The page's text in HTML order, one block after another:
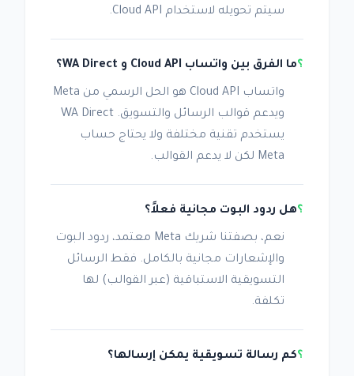
سيتم تحويله لاستخدام Cloud API.
ما الفرق بين واتساب Cloud API و WA Direct؟
واتساب Cloud API هو الحل الرسمي من Meta
ويدعم قوالب الرسائل والتسويق. WA Direct
يستخدم تقنية مختلفة ولا يحتاج حساب
Meta لكن لا يدعم القوالب.
هل ردود البوت مجانية فعلاً؟
نعم، بصفتنا شريك Meta معتمد، ردود البوت
والإشعارات مجانية بالكامل. فقط الرسائل
التسويقية الاستباقية (عبر القوالب) لها
تكلفة.
كم رسالة تسويقية يمكن إرسالها؟